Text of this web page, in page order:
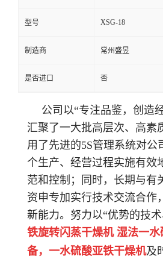
型号 XSG-18
制造商 常州盛昱
是否进口 否
公司以“专注品鉴，创造
汇聚了一大批高层次、高素
用了先进的5S管理系统对公
个生产、经营过程实施有效
范和控制；同时，长期与有
资申专加实行技术交流合作
新能力。努力以“优势的技术
铁旋转闪蒸干燥机 湿法一
备， 一水硫酸亚铁干燥机及